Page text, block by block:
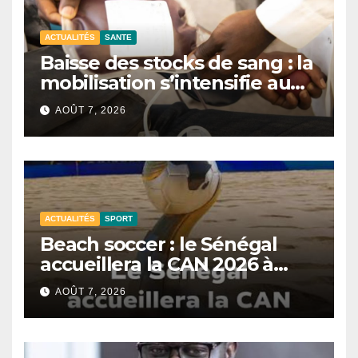
ACTUALITÉS SANTE
Baisse des stocks de sang : la
mobilisation s’intensifie au
CNTS de Dakar.
AOÛT 7, 2026
ACTUALITÉS SPORT
Beach soccer : le Sénégal
accueillera la CAN 2026 à
Dakar.
AOÛT 7, 2026